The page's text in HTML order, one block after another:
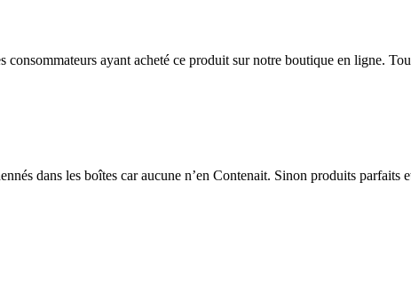
ayant acheté ce produit sur notre boutique en ligne.
dans les boîtes car aucune n’en Contenait. Sinon produits parfaits